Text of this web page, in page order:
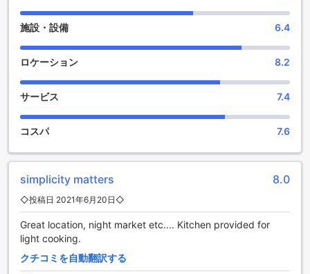
クメニューが揃っており、地元のビールやカクテルを楽しむ
ことができます。また、バーの雰囲気はアットホームで、旅
の疲れを癒すリラックスした空間が広がっています。
さらに、バーでは定期的にライブ音楽イベントやゲームナイ
なっています。音楽を楽しみながら、他の旅行者と共に笑い
合ったり、思い出を語り合ったりすることができるでしょ
う。サウンドスリープ ホステルのバーは、単なる飲食の場を
超え、旅行の思い出を彩る特別な体験を提供します。
サウンドスリープ ホステルの便利な施設
サウンドスリープ ホステルでは、宿泊客の快適さと安全性を
最優先に考えた便利な施設が整っています。全客室には無料
のWi-Fiが完備されており、どこにいてもインターネットにア
クセス可能です。また、公共エリアでもWi-Fiが利用できるた
め、リラックスしながら情報をチェックしたり、友人と連絡
を取ったりすることができます。
さらに、宿泊者の貴重品を安全に保管できるセーフティボッ
施設・設備 6.4
ロケーション 8.2
サービス 7.4
コスパ 7.6
simplicity matters 8.0
◇投稿日 2021年6月20日◇
Great location, night market etc.... Kitchen provided for
light cooking.
クチコミを自動翻訳する